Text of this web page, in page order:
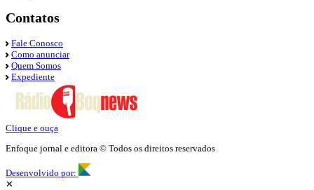
Contatos
Fale Conosco
Como anunciar
Quem Somos
Expediente
Clique e ouça
Enfoque jornal e editora © Todos os direitos reservados
Desenvolvido por:
✕